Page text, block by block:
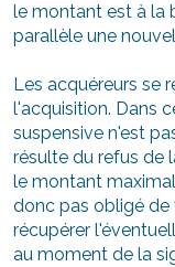
le montant est à la
parallèle une
Les acquéreurs se
l'acquisition. Dans
suspensive n'est
résulte du refus de
le montant
donc pas obligé de
récupérer
au moment de la